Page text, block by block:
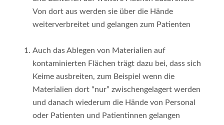
Von dort aus werden sie über die Hände
weiterverbreitet und gelangen zum Patienten
Auch das Ablegen von Materialien auf
kontaminierten Flächen trägt dazu bei, dass sich
Keime ausbreiten, zum Beispiel wenn die
Materialien dort “nur” zwischengelagert werden
und danach wiederum die Hände von Personal
oder Patienten und Patientinnen gelangen